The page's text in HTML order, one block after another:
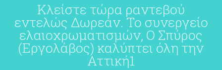
Κλείστε τώρα ραντεβού
εντελώς Δωρεάν. Το συνεργείο
ελαιοχρωματισμών, Ο Σπύρος
(Εργολάβος) καλύπτει όλη την
Αττική1